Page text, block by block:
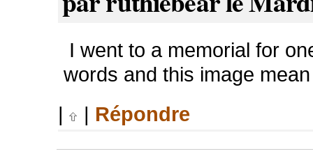
I went to a memorial for
words and this image
|
| Répondre